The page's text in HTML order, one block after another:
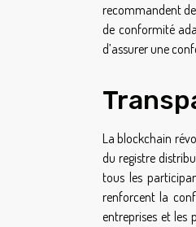
recommandent de
de conformité
d’assurer une
La blockchain
du registre
tous les
renforcent la
entreprises et les